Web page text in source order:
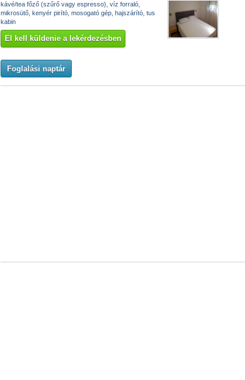
kávé/tea főző (szűrő vagy espresso), víz forraló,
mikrosütő, kenyér pirító, mosogató gép, hajszárító, tus
kabin
El kell küldenie a lekérdezésben
Foglalási naptár